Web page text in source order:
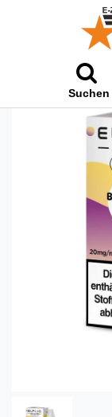
Suchen